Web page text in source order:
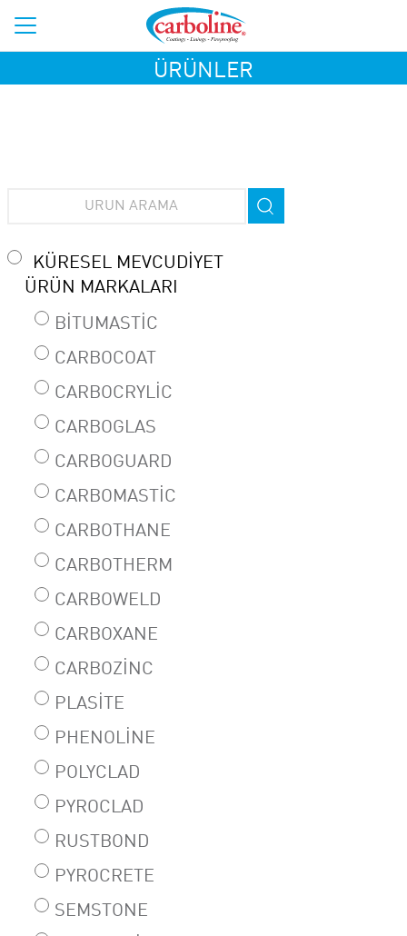
ÜRÜNLER
KÜRESEL MEVCUDIYET
ÜRÜN MARKALARI
BITUMASTIC
CARBOCOAT
CARBOCRYLIC
CARBOGLAS
CARBOGUARD
CARBOMASTIC
CARBOTHANE
CARBOTHERM
CARBOWELD
CARBOXANE
CARBOZINC
PLASITE
PHENOLINE
POLYCLAD
PYROCLAD
RUSTBOND
PYROCRETE
SEMSTONE